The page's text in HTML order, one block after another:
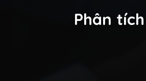
Phân